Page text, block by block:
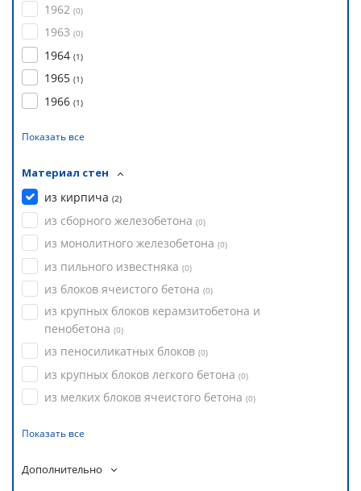
1962 (0)
1963 (0)
1964 (1)
1965 (1)
1966 (1)
Показать все
Материал стен
из кирпича (2)
из сборного железобетона (0)
из монолитного железобетона (0)
из пильного известняка (0)
из блоков ячеистого бетона (0)
из крупных блоков керамзитобетона и
пенобетона (0)
из пеносиликатных блоков (0)
из крупных блоков легкого бетона (0)
из мелких блоков ячеистого бетона (0)
Показать все
Дополнительно